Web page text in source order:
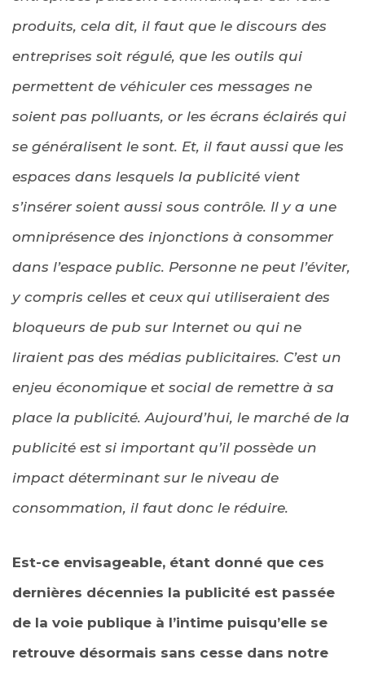
produits, cela dit, il faut que le discours des
entreprises soit régulé, que les outils qui
permettent de véhiculer ces messages ne
soient pas polluants, or les écrans éclairés qui
se généralisent le sont. Et, il faut aussi que les
espaces dans lesquels la publicité vient
s’insérer soient aussi sous contrôle. Il y a une
omniprésence des injonctions à consommer
dans l’espace public. Personne ne peut l’éviter,
y compris celles et ceux qui utiliseraient des
bloqueurs de pub sur Internet ou qui ne
liraient pas des médias publicitaires. C’est un
enjeu économique et social de remettre à sa
place la publicité. Aujourd’hui, le marché de la
publicité est si important qu’il possède un
impact déterminant sur le niveau de
consommation, il faut donc le réduire.
Est-ce envisageable, étant donné que ces
dernières décennies la publicité est passée
de la voie publique à l’intime puisqu’elle se
retrouve désormais sans cesse dans notre